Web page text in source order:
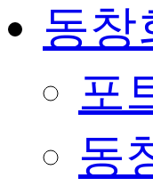
동창
포
동